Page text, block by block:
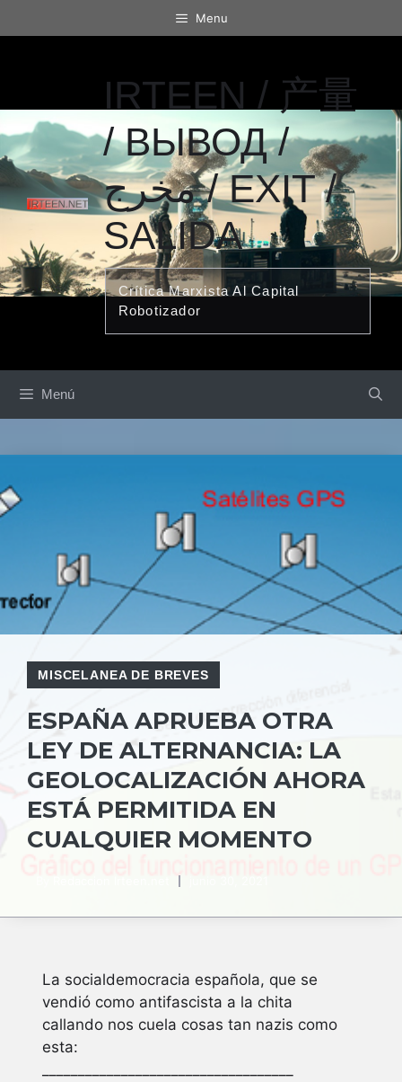
al
Menu
IRTEEN / 产量
/ ВЫВОД /
مخرج / EXIT /
SALIDA
Crítica Marxista Al Capital
Robotizador
Menú
MISCELANEA DE BREVES
ESPAÑA APRUEBA OTRA
LEY DE ALTERNANCIA: LA
GEOLOCALIZACIÓN AHORA
ESTÁ PERMITIDA EN
CUALQUIER MOMENTO
La socialdemocracia española, que se
vendió como antifascista a la chita
callando nos cuela cosas tan nazis como
esta: